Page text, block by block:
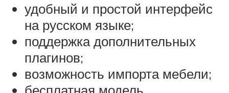
удобный и простой интерфейс
на русском языке;
поддержка дополнительных
плагинов;
возможность импорта мебели;